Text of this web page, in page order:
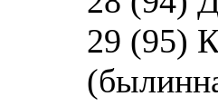
29 (95)